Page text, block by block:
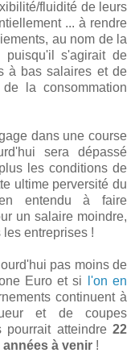
fluidité de leurs
... à rendre
au nom de la
puisqu'il s'agirait de
à bas salaires et de
la consommation
dans une course
sera dépassé
les conditions de
ultime perversité du
entendu à faire
un salaire moindre,
entreprises !
pas moins de
Euro et si
l'on en
continuent à
et de coupes
pourrait atteindre 22
à venir !